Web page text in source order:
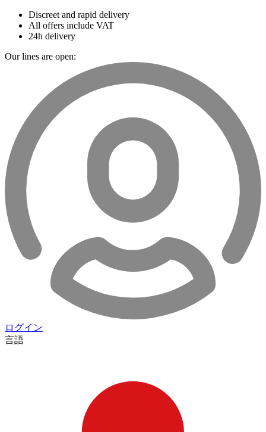
Discreet and rapid delivery
All offers include VAT
24h delivery
Our lines are open:
ログイン
言語